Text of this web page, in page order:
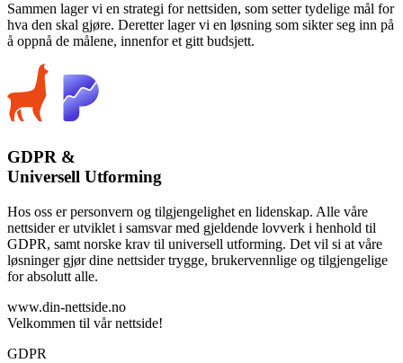
Sammen lager vi en strategi for nettsiden, som setter tydelige mål for
hva den skal gjøre. Deretter lager vi en løsning som sikter seg inn på
å oppnå de målene, innenfor et gitt budsjett.
GDPR &
Universell Utforming
Hos oss er personvern og tilgjengelighet en lidenskap. Alle våre
nettsider er utviklet i samsvar med gjeldende lovverk i henhold til
GDPR, samt norske krav til universell utforming. Det vil si at våre
løsninger gjør dine nettsider trygge, brukervennlige og tilgjengelige
for absolutt alle.
www.din-nettside.no
Velkommen til vår nettside!
GDPR